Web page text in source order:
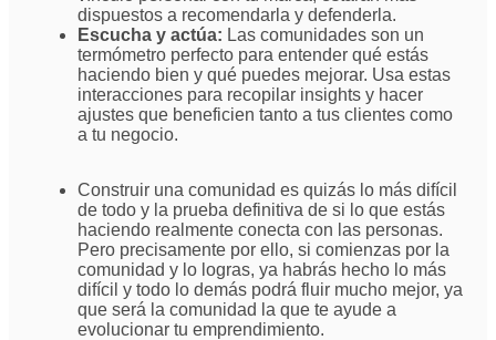
dispuestos a recomendarla y defenderla.
Escucha y actúa: Las comunidades son un
termómetro perfecto para entender qué estás
haciendo bien y qué puedes mejorar. Usa estas
interacciones para recopilar insights y hacer
ajustes que beneficien tanto a tus clientes como
a tu negocio.
Construir una comunidad es quizás lo más difícil
de todo y la prueba definitiva de si lo que estás
haciendo realmente conecta con las personas.
Pero precisamente por ello, si comienzas por la
comunidad y lo logras, ya habrás hecho lo más
difícil y todo lo demás podrá fluir mucho mejor, ya
que será la comunidad la que te ayude a
evolucionar tu emprendimiento.